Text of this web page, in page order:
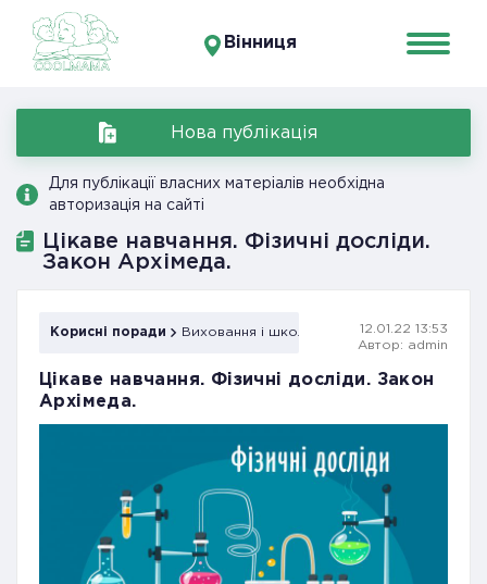
Вінниця
Нова публікація
Для публікації власних матеріалів необхідна
авторизація на сайті
Цікаве навчання. Фізичні досліди.
Закон Архімеда.
Корисні поради Виховання і школа
12.01.22 13:53
Автор: admin
Цікаве навчання. Фізичні досліди. Закон
Архімеда.